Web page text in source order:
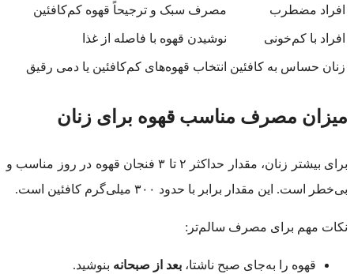
افراد مضطرب مصرف سبک و ترجیحاً قهوه کم‌کافئین
افراد با کم‌خونی نوشیدن قهوه با فاصله از غذا
زنان حساس به کافئین انتخاب قهوه‌های کم‌کافئین یا دمی رقیق
میزان مصرف مناسب قهوه برای زنان
برای بیشتر زنان، مقدار حداکثر ۲ تا ۳ فنجان قهوه در روز مناسب و
بی‌خطر است. این مقدار برابر با حدود ۳۰۰ میلی‌گرم کافئین است.
نکات مهم برای مصرف سالم‌تر:
قهوه را به‌جای صبح ناشتا، بعد از صبحانه بنوشید.